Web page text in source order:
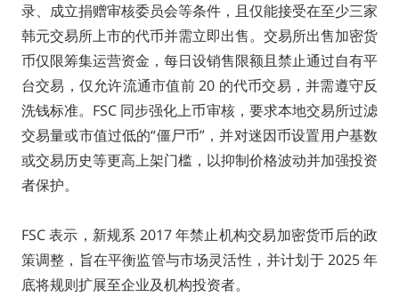
录、成立捐赠审核委员会等条件，且仅能接受在至少三家
韩元交易所上市的代币并需立即出售。交易所出售加密货
币仅限筹集运营资金，每日设销售限额且禁止通过自有平
台交易，仅允许流通市值前 20 的代币交易，并需遵守反
洗钱标准。FSC 同步强化上币审核，要求本地交易所过滤
交易量或市值过低的“僵尸币”，并对迷因币设置用户基数
或交易历史等更高上架门槛，以抑制价格波动并加强投资
者保护。
FSC 表示，新规系 2017 年禁止机构交易加密货币后的政
策调整，旨在平衡监管与市场灵活性，并计划于 2025 年
底将规则扩展至企业及机构投资者。